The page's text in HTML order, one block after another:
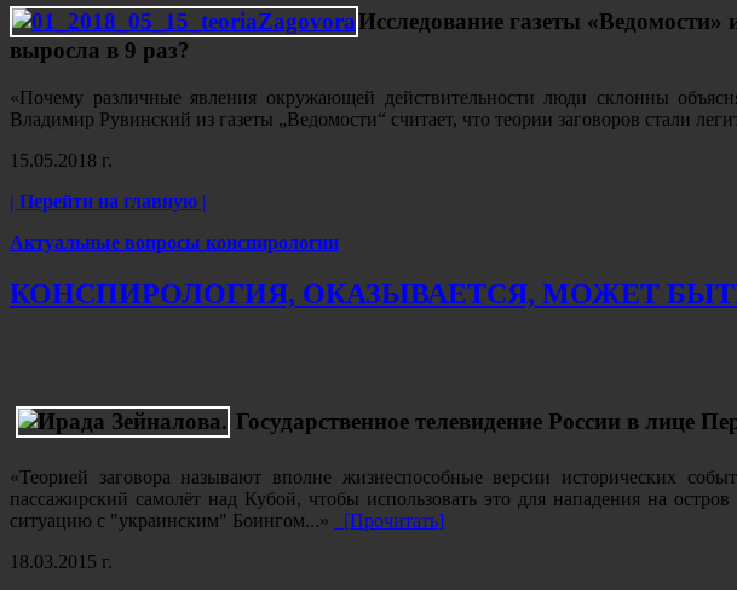
Исследование газеты «Ведомости»
выросла в 9 раз?
«Почему различные явления окружающей действительности люди склонны
Владимир Рувинский из газеты „Ведомости“ считает, что теории заговоров стали
15.05.2018 г.
| Перейти на главную |
Актуальные вопросы конспирологии
КОНСПИРОЛОГИЯ, ОКАЗЫВАЕТСЯ, МОЖЕТ
Государственное телевидение России в лице
«Теорией заговора называют вполне жизнеспособные версии исторических
пассажирский самолёт над Кубой, чтобы использовать это для нападения на
ситуацию с "украинским" Боингом...»
[Прочитать]
18.03.2015 г.